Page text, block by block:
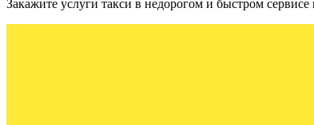
Закажите услуги такси в недорогом и быстром сервисе